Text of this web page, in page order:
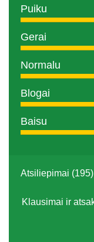
Puiku
Gerai
Normalu
Blogai
Baisu
Atsiliepimai (195)
Klausimai ir